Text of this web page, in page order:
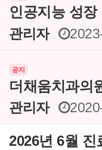
인공지능 성
관리자
공지
더채움치과의
관리자
2026년 6월